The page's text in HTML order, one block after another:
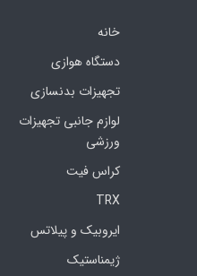
خانه
دستگاه هوازی
تجهیزات بدنسازی
لوازم جانبی تجهیزات
ورزشی
کراس فیت
TRX
ایروبیک و پیلاتس
ژیمناستیک